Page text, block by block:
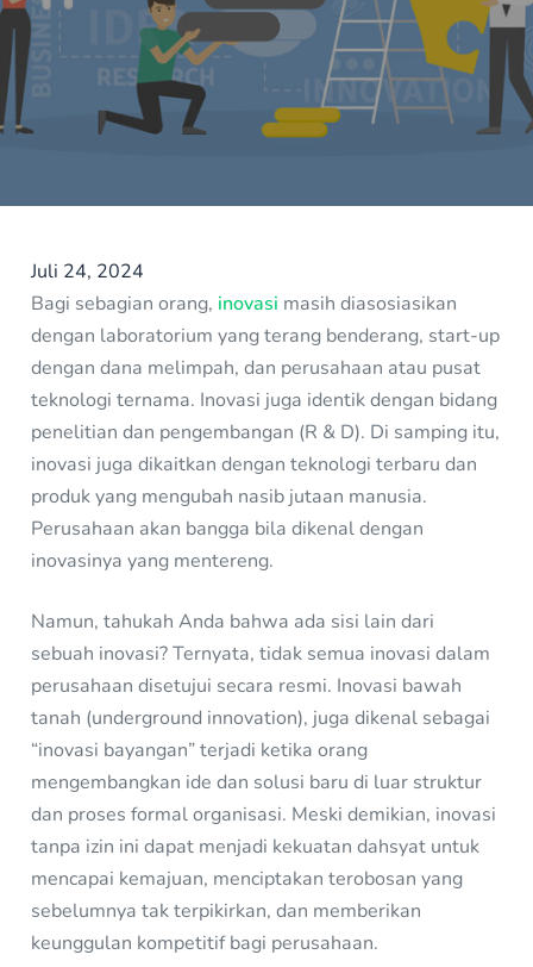
Juli 24, 2024
Bagi sebagian orang, inovasi masih diasosiasikan
dengan laboratorium yang terang benderang, start-up
dengan dana melimpah, dan perusahaan atau pusat
teknologi ternama. Inovasi juga identik dengan bidang
penelitian dan pengembangan (R & D). Di samping itu,
inovasi juga dikaitkan dengan teknologi terbaru dan
produk yang mengubah nasib jutaan manusia.
Perusahaan akan bangga bila dikenal dengan
inovasinya yang mentereng.
Namun, tahukah Anda bahwa ada sisi lain dari
sebuah inovasi? Ternyata, tidak semua inovasi dalam
perusahaan disetujui secara resmi. Inovasi bawah
tanah (underground innovation), juga dikenal sebagai
“inovasi bayangan” terjadi ketika orang
mengembangkan ide dan solusi baru di luar struktur
dan proses formal organisasi. Meski demikian, inovasi
tanpa izin ini dapat menjadi kekuatan dahsyat untuk
mencapai kemajuan, menciptakan terobosan yang
sebelumnya tak terpikirkan, dan memberikan
keunggulan kompetitif bagi perusahaan.